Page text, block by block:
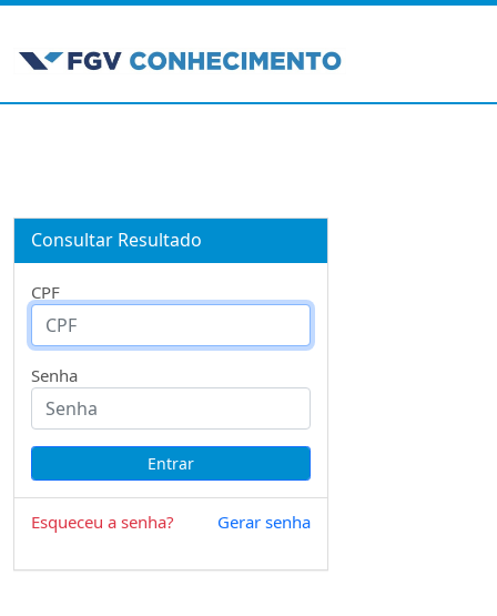
Consultar Resultado
CPF
Senha
Esqueceu a senha? Gerar senha